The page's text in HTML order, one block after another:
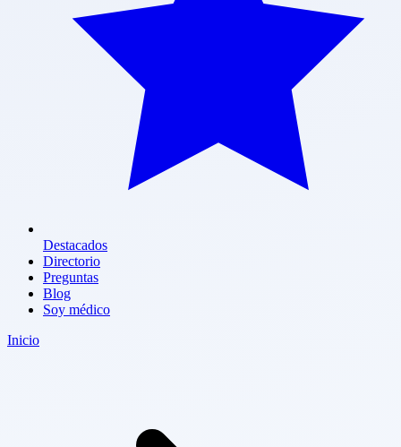
Destacados
Directorio
Preguntas
Blog
Soy médico
Inicio